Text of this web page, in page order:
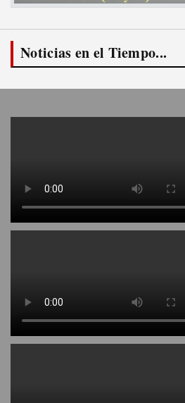
Noticias en el Tiempo...